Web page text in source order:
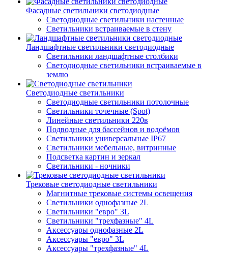
Фасадные светильники светодиодные
Светодиодные светильники настенные
Светильники встраиваемые в стену
Ландшафтные светильники светодиодные
Светильники ландшафтные столбики
Светодиодные светильники встраиваемые в
землю
Светодиодные светильники
Светодиодные светильники потолочные
Светильники точечные (Spot)
Линейные светильники 220в
Подводные для бассейнов и водоёмов
Светильники универсальные IP67
Светильники мебельные, витринные
Подсветка картин и зеркал
Светильники - ночники
Трековые светодиодные светильники
Магнитные трековые системы освещения
Светильники однофазные 2L
Светильники "евро" 3L
Светильники "трехфазные" 4L
Аксессуары однофазные 2L
Аксессуары "евро" 3L
Аксессуары "трехфазные" 4L